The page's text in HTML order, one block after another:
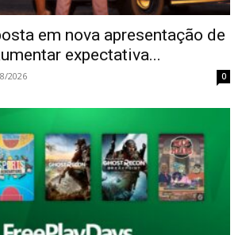
em nova apresentação de
expectativa...
2026 0